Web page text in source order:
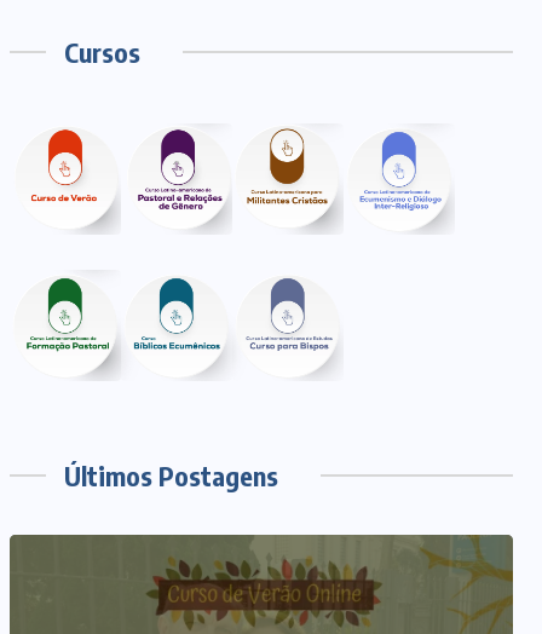
Cursos
Últimos Postagens